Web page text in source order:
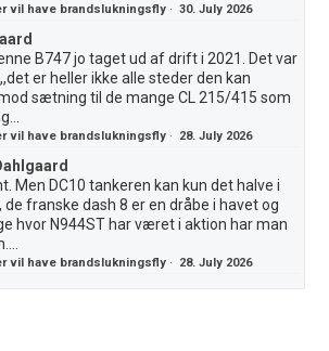
vil have brandslukningsfly ·30. July 2026
B747 jo taget ud af drift i 2021. Det var
er heller ikke alle steder den kan
sætning til de mange CL 215/415 som
vil have brandslukningsfly · 28. July 2026
Men DC10 tankeren kan kun det halve i
de franske dash 8 er en dråbe i havet og
hvor N944ST har været i aktion har man
vil have brandslukningsfly · 28. July 2026